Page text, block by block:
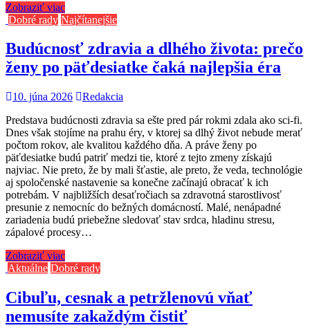
Zobraziť viac
Dobré rady Najčítanejšie
Budúcnosť zdravia a dlhého života: prečo
ženy po päťdesiatke čaká najlepšia éra
10. júna 2026
Redakcia
Predstava budúcnosti zdravia sa ešte pred pár rokmi zdala ako sci‑fi.
Dnes však stojíme na prahu éry, v ktorej sa dlhý život nebude merať
počtom rokov, ale kvalitou každého dňa. A práve ženy po
päťdesiatke budú patriť medzi tie, ktoré z tejto zmeny získajú
najviac. Nie preto, že by mali šťastie, ale preto, že veda, technológie
aj spoločenské nastavenie sa konečne začínajú obracať k ich
potrebám. V najbližších desaťročiach sa zdravotná starostlivosť
presunie z nemocníc do bežných domácností. Malé, nenápadné
zariadenia budú priebežne sledovať stav srdca, hladinu stresu,
zápalové procesy…
Zobraziť viac
Aktuálne Dobré rady
Cibuľu, cesnak a petržlenovú vňať
nemusíte zakaždým čistiť